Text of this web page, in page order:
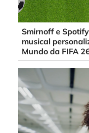
Smirnoff e
musical
Mundo da FIFA